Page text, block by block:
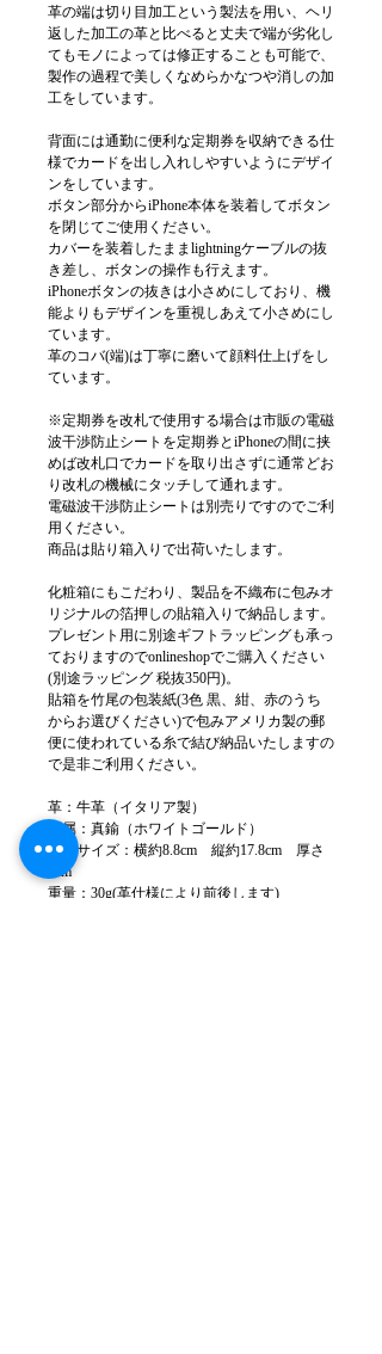
革の端は切り目加工という製法を用い、ヘリ
返した加工の革と比べると丈夫で端が劣化し
てもモノによっては修正することも可能で、
製作の過程で美しくなめらかなつや消しの加
工をしています。
背面には通勤に便利な定期券を収納できる仕
様でカードを出し入れしやすいようにデザイ
ンをしています。
ボタン部分からiPhone本体を装着してボタン
を閉じてご使用ください。
カバーを装着したままlightningケーブルの抜
き差し、ボタンの操作も行えます。
iPhoneボタンの抜きは小さめにしており、機
能よりもデザインを重視しあえて小さめにし
ています。
革のコバ(端)は丁寧に磨いて顔料仕上げをし
ています。
※定期券を改札で使用する場合は市販の電磁
波干渉防止シートを定期券とiPhoneの間に挟
めば改札口でカードを取り出さずに通常どお
り改札の機械にタッチして通れます。
電磁波干渉防止シートは別売りですのでご利
用ください。
商品は貼り箱入りで出荷いたします。
化粧箱にもこだわり、製品を不織布に包みオ
リジナルの箔押しの貼箱入りで納品します。
プレゼント用に別途ギフトラッピングも承っ
ておりますのでonlineshopでご購入ください
(別途ラッピング 税抜350円)。
貼箱を竹尾の包装紙(3色 黒、紺、赤のうち
からお選びください)で包みアメリカ製の郵
便に使われている糸で結び納品いたしますの
で是非ご利用ください。
革：牛革（イタリア製）
金属：真鍮（ホワイトゴールド）
本体サイズ：横約8.8cm 縦約17.8cm 厚さ
1cm
重量：30g(革仕様により前後します)